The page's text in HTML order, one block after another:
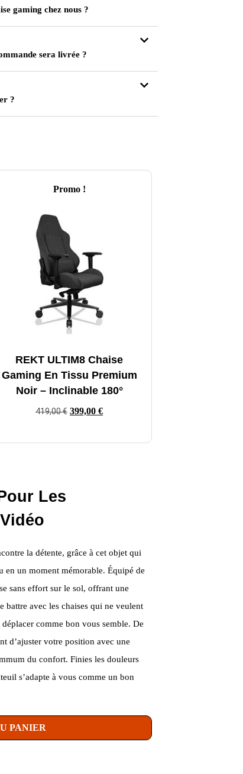
gaming chez nous ?
sera livrée ?
?
Promo !
REKT ULTIM8 Chaise
Gaming En Tissu Premium
Noir – Inclinable 180°
419,00€ 399,00 €
Les
la détente, grâce à cet objet qui
en un moment mémorable. Équipé de
sans effort sur le sol, offrant une
battre avec les chaises qui ne veulent
comme bon vous semble. De
d’ajuster votre position avec une
du confort. Finies les douleurs
s’adapte à vous comme un bon
PANIER